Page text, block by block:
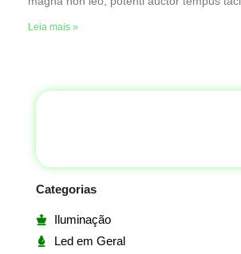
Leia mais »
Categorias
Iluminação
Led em Geral